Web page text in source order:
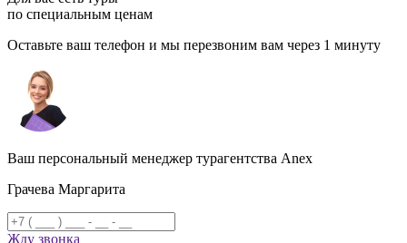
по специальным ценам
Оставьте ваш телефон и мы перезвоним вам через 1 минуту
Ваш персональный менеджер турагентства Anex
Грачева Маргарита
Жду звонка